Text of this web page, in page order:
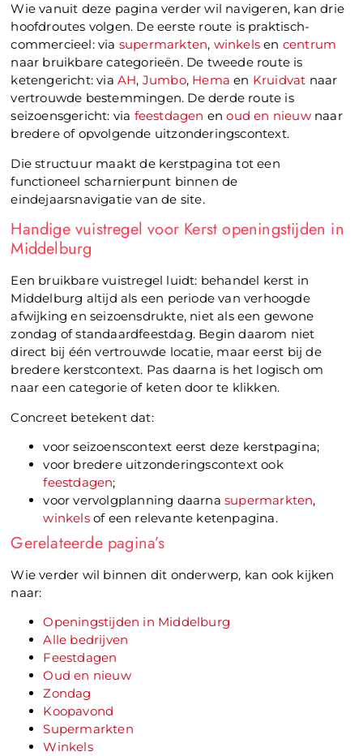
Wie vanuit deze pagina verder wil navigeren, kan drie
hoofdroutes volgen. De eerste route is praktisch-
commercieel: via supermarkten, winkels en centrum
naar bruikbare categorieën. De tweede route is
ketengericht: viaAH, Jumbo, Hema en Kruidvat naar
vertrouwde bestemmingen. De derde route is
seizoensgericht: via feestdagen enoud en nieuwnaar
bredere of opvolgende uitzonderingscontext.
Die structuur maakt de kerstpagina tot een
functioneel scharnierpunt binnen de
eindejaarsnavigatie van de site.
Handige vuistregel voor Kerst openingstijden in
Middelburg
Een bruikbare vuistregel luidt: behandel kerst in
Middelburg altijd als een periode van verhoogde
afwijking en seizoensdrukte, niet als een gewone
zondag of standaardfeestdag. Begin daarom niet
direct bij één vertrouwde locatie, maar eerst bij de
bredere kerstcontext. Pas daarna is het logisch om
naar een categorie of keten door te klikken.
Concreet betekent dat:
voor seizoenscontext eerst deze kerstpagina;
voor bredere uitzonderingscontext ook
feestdagen;
voor vervolgplanning daarnasupermarkten,
winkelsof een relevante ketenpagina.
Gerelateerde pagina’s
Wie verder wil binnen dit onderwerp, kan ook kijken
naar:
Openingstijden in Middelburg
Alle bedrijven
Feestdagen
Oud en nieuw
Zondag
Koopavond
Supermarkten
Winkels